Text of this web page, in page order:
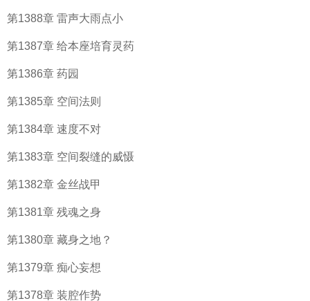
第1388章 雷声大雨点小
第1387章 给本座培育灵药
第1386章 药园
第1385章 空间法则
第1384章 速度不对
第1383章 空间裂缝的威慑
第1382章 金丝战甲
第1381章 残魂之身
第1380章 藏身之地？
第1379章 痴心妄想
第1378章 装腔作势